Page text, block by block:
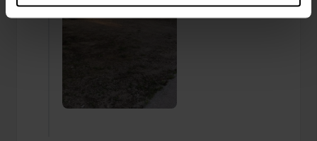
which can be accurate to within several meters
and set your preferences in the